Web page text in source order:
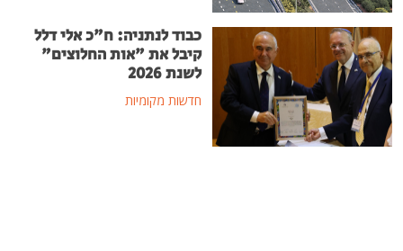
כבוד לנתניה: ח"כ אלי דלל
קיבל את "אות החלוצים"
לשנת 2026
חדשות מקומיות